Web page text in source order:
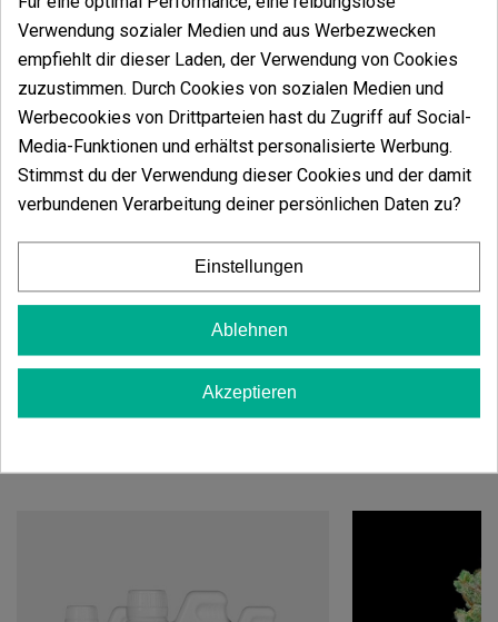
Ein starker Geschmack nachKieferngewächsen
und Blumen wird Ihren Mund überschwemmen,
während gleichzeitig ihre entspannende Wirkung mit
den ersten Zügen zu spüren ist. Absolut
empfehlenswert für jeden Anbauer.Der Effekt
führt uns zu den legendärenWhite Widowder 90er
Jahre zurück, die einen starken körperlichen Rausch
genießen, der sich aber beim Abklingen wandelt. Eine
sehr empfehlenswerte Sorte für Fanslegendärer
Sorten.
8-9 Wochen in Innenräumen. Anfang
Höhe:80-100 cm in Innenräumen. 1-2,1 m im
Verwendung sozialer Medien und aus Werbezwecken
empfiehlt dir dieser Laden, der Verwendung von Cookies
zuzustimmen. Durch Cookies von sozialen Medien und
Werbecookies von Drittparteien hast du Zugriff auf Social-
Media-Funktionen und erhältst personalisierte Werbung.
Stimmst du der Verwendung dieser Cookies und der damit
verbundenen Verarbeitung deiner persönlichen Daten zu?
Einstellungen
Ablehnen
Akzeptieren